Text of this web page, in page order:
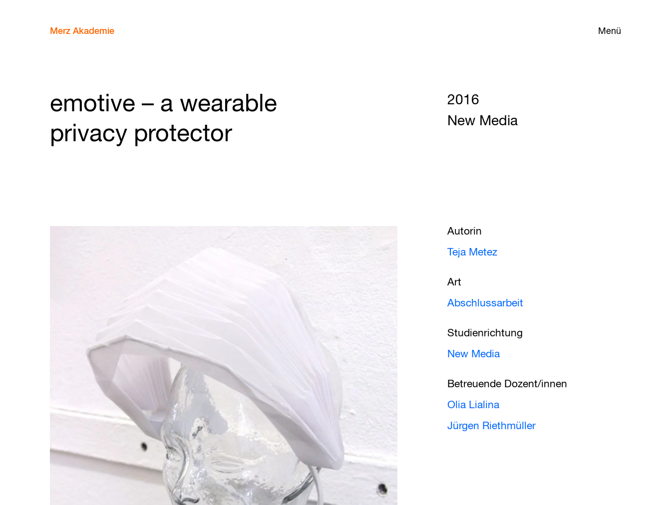
Menü
Merz Akademie
emotive – a wearable
privacy protector
2016
New Media
Autorin
Teja Metez
Art
Abschlussarbeit
Studienrichtung
New Media
Betreuende Dozent/innen
Olia Lialina
Jürgen Riethmüller